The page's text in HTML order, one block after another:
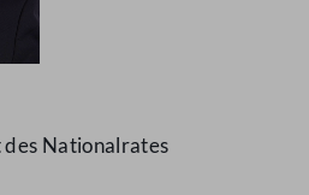
Nationalrates